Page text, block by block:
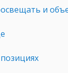
и